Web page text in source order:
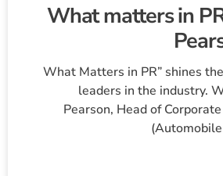
What matters in
“What Matters in PR” shines
leaders in the industry.
Pearson, Head of